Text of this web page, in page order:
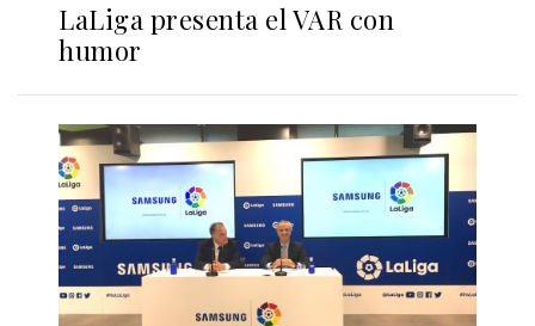
LaLiga presenta el VAR con
humor